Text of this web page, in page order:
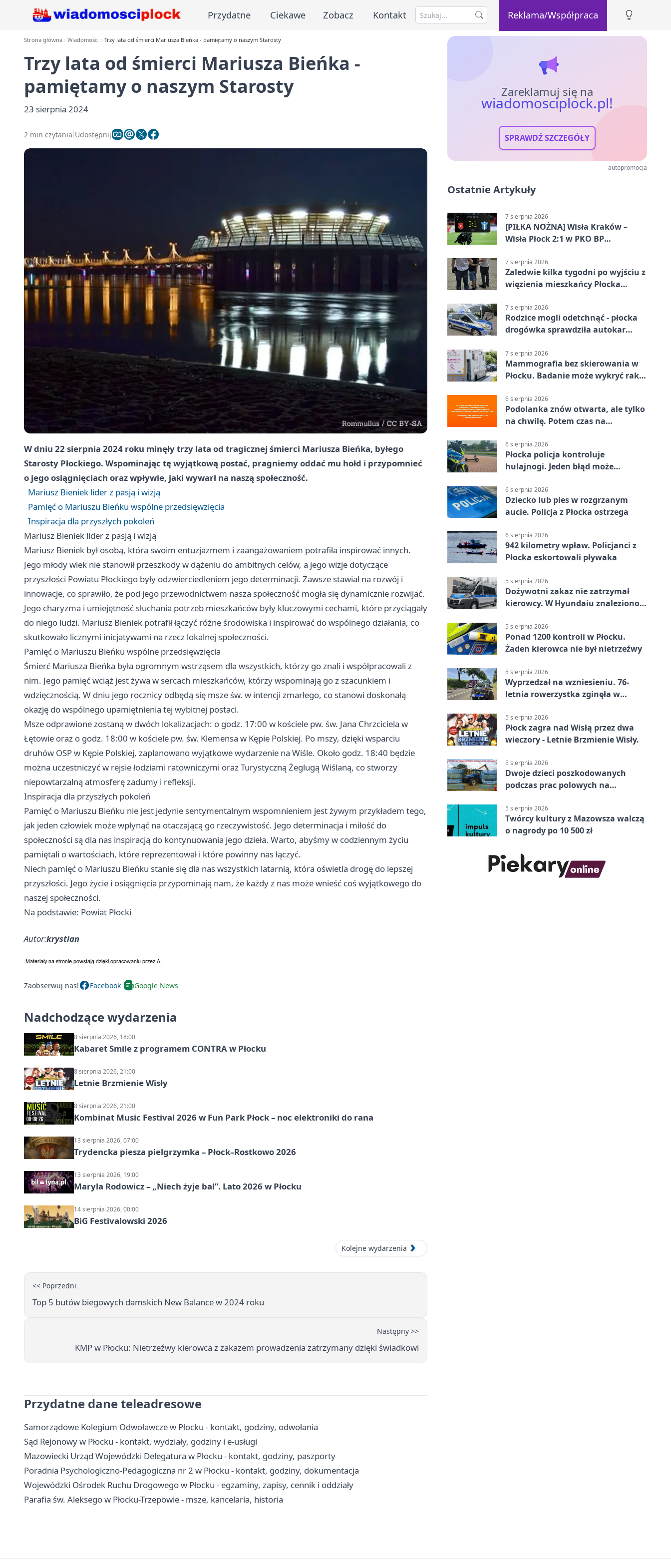
Przydatne Ciekawe Zobacz Kontakt Reklama/Współpraca
Strona główna Wiadomości Trzy lata od śmierci Mariusza Bieńka - pamiętamy o naszym Starosty
Trzy lata od śmierci Mariusza Bieńka -
pamiętamy o naszym Starosty
23 sierpnia 2024
2 min czytania Udostępnij
W dniu 22 sierpnia 2024 roku minęły trzy lata od tragicznej śmierci Mariusza Bieńka, byłego
Starosty Płockiego. Wspominając tę wyjątkową postać, pragniemy oddać mu hołd i przypomnieć
o jego osiągnięciach oraz wpływie, jaki wywarł na naszą społeczność.
Mariusz Bieniek lider z pasją i wizją
Pamięć o Mariuszu Bieńku wspólne przedsięwzięcia
Inspiracja dla przyszłych pokoleń
Mariusz Bieniek lider z pasją i wizją
Mariusz Bieniek był osobą, która swoim entuzjazmem i zaangażowaniem potrafiła inspirować innych.
Jego młody wiek nie stanowił przeszkody w dążeniu do ambitnych celów, a jego wizje dotyczące
przyszłości Powiatu Płockiego były odzwierciedleniem jego determinacji. Zawsze stawiał na rozwój i
innowacje, co sprawiło, że pod jego przewodnictwem nasza społeczność mogła się dynamicznie rozwijać.
Jego charyzma i umiejętność słuchania potrzeb mieszkańców były kluczowymi cechami, które przyciągały
do niego ludzi. Mariusz Bieniek potrafił łączyć różne środowiska i inspirować do wspólnego działania, co
skutkowało licznymi inicjatywami na rzecz lokalnej społeczności.
Pamięć o Mariuszu Bieńku wspólne przedsięwzięcia
Śmierć Mariusza Bieńka była ogromnym wstrząsem dla wszystkich, którzy go znali i współpracowali z
nim. Jego pamięć wciąż jest żywa w sercach mieszkańców, którzy wspominają go z szacunkiem i
wdzięcznością. W dniu jego rocznicy odbędą się msze św. w intencji zmarłego, co stanowi doskonałą
okazję do wspólnego upamiętnienia tej wybitnej postaci.
Msze odprawione zostaną w dwóch lokalizacjach: o godz. 17:00 w kościele pw. św. Jana Chrzciciela w
Łętowie oraz o godz. 18:00 w kościele pw. św. Klemensa w Kępie Polskiej. Po mszy, dzięki wsparciu
druhów OSP w Kępie Polskiej, zaplanowano wyjątkowe wydarzenie na Wiśle. Około godz. 18:40 będzie
można uczestniczyć w rejsie łodziami ratowniczymi oraz Turystyczną Żeglugą Wiślaną, co stworzy
niepowtarzalną atmosferę zadumy i refleksji.
Inspiracja dla przyszłych pokoleń
Pamięć o Mariuszu Bieńku nie jest jedynie sentymentalnym wspomnieniem jest żywym przykładem tego,
jak jeden człowiek może wpłynąć na otaczającą go rzeczywistość. Jego determinacja i miłość do
społeczności są dla nas inspiracją do kontynuowania jego dzieła. Warto, abyśmy w codziennym życiu
pamiętali o wartościach, które reprezentował i które powinny nas łączyć.
Niech pamięć o Mariuszu Bieńku stanie się dla nas wszystkich latarnią, która oświetla drogę do lepszej
przyszłości. Jego życie i osiągnięcia przypominają nam, że każdy z nas może wnieść coś wyjątkowego do
naszej społeczności.
Na podstawie: Powiat Płocki
Autor:krystian
Zaobserwuj nas! Facebook Google News
Nadchodzące wydarzenia
8 sierpnia 2026, 18:00
Kabaret Smile z programem CONTRA w Płocku
8 sierpnia 2026, 21:00
Letnie Brzmienie Wisły
8 sierpnia 2026, 21:00
Kombinat Music Festival 2026 w Fun Park Płock – noc elektroniki do rana
13 sierpnia 2026, 07:00
Trydencka piesza pielgrzymka – Płock–Rostkowo 2026
13 sierpnia 2026, 19:00
Maryla Rodowicz – „Niech żyje bal”. Lato 2026 w Płocku
14 sierpnia 2026, 00:00
BiG Festivalowski 2026
Kolejne wydarzenia
<< Poprzedni
Top 5 butów biegowych damskich New Balance w 2024 roku
Następny >>
KMP w Płocku: Nietrzeźwy kierowca z zakazem prowadzenia zatrzymany dzięki świadkowi
Przydatne dane teleadresowe
Samorządowe Kolegium Odwoławcze w Płocku - kontakt, godziny, odwołania
Sąd Rejonowy w Płocku - kontakt, wydziały, godziny i e-usługi
Mazowiecki Urząd Wojewódzki Delegatura w Płocku - kontakt, godziny, paszporty
Poradnia Psychologiczno-Pedagogiczna nr 2 w Płocku - kontakt, godziny, dokumentacja
Wojewódzki Ośrodek Ruchu Drogowego w Płocku - egzaminy, zapisy, cennik i oddziały
Parafia św. Aleksego w Płocku-Trzepowie - msze, kancelaria, historia
Zareklamuj się na
wiadomosciplock.pl!
SPRAWDŹ SZCZEGÓŁY
autopromocja
Ostatnie Artykuły
7 sierpnia 2026
[PIŁKA NOŻNA] Wisła Kraków –
Wisła Płock 2:1 w PKO BP
rozstrzygnęli mecz przed przerwą
7 sierpnia 2026
Zaledwie kilka tygodni po wyjściu z
więzienia mieszkańcy Płocka
7 sierpnia 2026
Rodzice mogli odetchnąć - płocka
drogówka sprawdziła autokar
7 sierpnia 2026
Mammografia bez skierowania w
Płocku. Badanie może wykryć raka,
6 sierpnia 2026
Podolanka znów otwarta, ale tylko
na chwilę. Potem czas na
6 sierpnia 2026
Płocka policja kontroluje
hulajnogi. Jeden błąd może
6 sierpnia 2026
Dziecko lub pies w rozgrzanym
aucie. Policja z Płocka ostrzega
6 sierpnia 2026
942 kilometry wpław. Policjanci z
Płocka eskortowali pływaka
5 sierpnia 2026
Dożywotni zakaz nie zatrzymał
kierowcy. W Hyundaiu znaleziono
5 sierpnia 2026
Ponad 1200 kontroli w Płocku.
Żaden kierowca nie był nietrzeźwy
5 sierpnia 2026
Wyprzedzał na wzniesieniu. 76-
letnia rowerzystka zginęła w
5 sierpnia 2026
Płock zagra nad Wisłą przez dwa
wieczory - Letnie Brzmienie Wisły.
5 sierpnia 2026
Dwoje dzieci poszkodowanych
podczas prac polowych na
5 sierpnia 2026
Twórcy kultury z Mazowsza walczą
o nagrody po 10 500 zł